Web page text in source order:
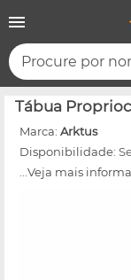
Procure por
Tábua
Marca: Arktus
Disponibilidade:
...Veja mais